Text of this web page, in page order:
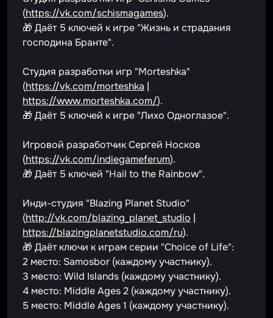
(https://vk.com/schismagames).
🎁 Даёт 5 ключей к игре "Жизнь и страдания
господина Бранте".
Студия разработки игр "Morteshka"
(https://vk.com/morteshka |
https://www.morteshka.com/).
🎁 Даёт 5 ключей к игре "Лихо Одноглазое".
Игровой разработчик Сергей Носков
(https://vk.com/indiegameferum).
🎁 Даёт 5 ключей "Hail to the Rainbow".
Инди-студия "Blazing Planet Studio"
(http://vk.com/blazing_planet_studio |
https://blazingplanetstudio.com/ru).
🎁 Даёт ключи к играм серии "Choice of Life":
2 место: Samosbor (каждому участнику).
3 место: Wild Islands (каждому участнику).
4 место: Middle Ages 2 (каждому участнику).
5 место: Middle Ages 1 (каждому участнику).